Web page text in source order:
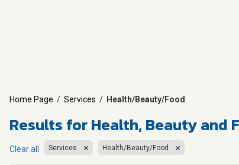
Home Page / Services / Health/Beauty/Food
Results forHealth, Beauty and
Clear all Services Health/Beauty/Food